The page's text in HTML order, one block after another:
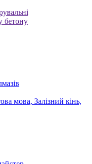
мова, Залізний кінь,